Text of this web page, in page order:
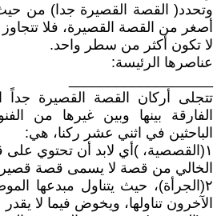
وتحدد( القصة القصيرة جدا) من حيث
أصغر من القصة القصيرة، فلا
لا تكون أكثر من سطر واحد.
عناصرها الرئيسة:
تتجلى أركان القصة القصيرة جداً
الفارقة بينها وبين غيرها من
الباحثين في اثني عشر ركنا، هي:
١(القصصية، )أي لابد أن تحتوي
الخالي من قصة لا يسمى قصة
٢(الجرأة)، حيث يتناول مبدعها
الآخرون تناولها، ويخوض فيما لا